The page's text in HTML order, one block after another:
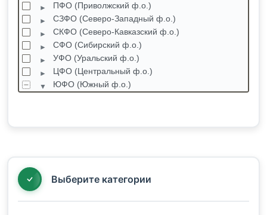
ПФО (Приволжский ф.о.)
СЗФО (Северо-Западный ф.о.)
СКФО (Северо-Кавказский ф.о.)
СФО (Сибирский ф.о.)
УФО (Уральский ф.о.)
ЦФО (Центральный ф.о.)
ЮФО (Южный ф.о.)
Выберите категории